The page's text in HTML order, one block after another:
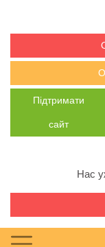
Підтримати
сайт
Нас